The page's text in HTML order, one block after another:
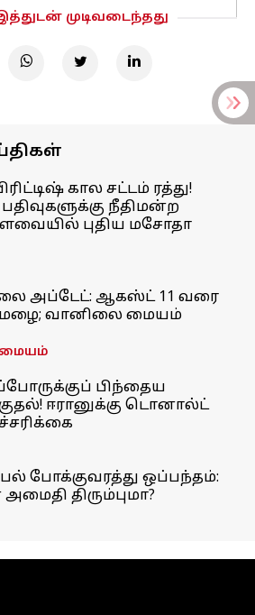
முடிவடைந்தது
கால சட்டம் ரத்து!
நீதிமன்ற
புதிய மசோதா
அப்டேட்: ஆகஸ்ட் 11 வரை
வானிலை மையம்
பிந்தைய
ஈரானுக்கு டொனால்ட்
போக்குவரத்து ஒப்பந்தம்:
திரும்புமா?